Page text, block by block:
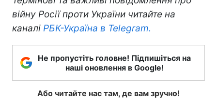
війну Росії проти України читайте на
каналі РБК-Україна в Telegram.
Не пропустіть головне! Підпишіться на
наші оновлення в Google!
Або читайте нас там, де вам зручно!